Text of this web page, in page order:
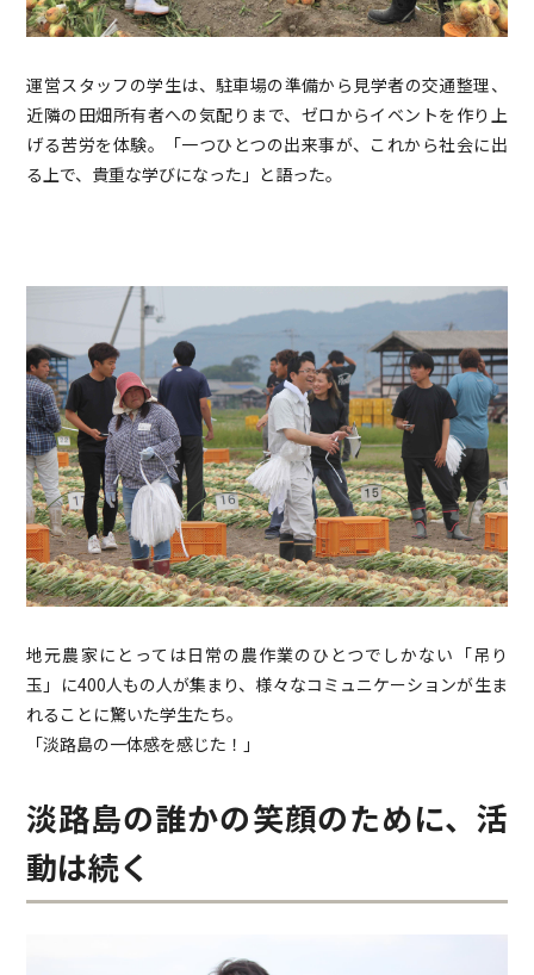
運営スタッフの学生は、駐車場の準備から見学者の交通整理、
近隣の田畑所有者への気配りまで、ゼロからイベントを作り上
げる苦労を体験。「一つひとつの出来事が、これから社会に出
る上で、貴重な学びになった」と語った。
地元農家にとっては日常の農作業のひとつでしかない「吊り
玉」に400人もの人が集まり、様々なコミュニケーションが生ま
れることに驚いた学生たち。
「淡路島の一体感を感じた！」
淡路島の誰かの笑顔のために、活
動は続く